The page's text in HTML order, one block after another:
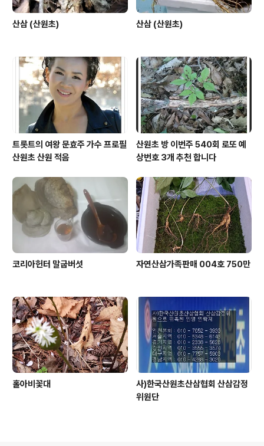
산삼 (산원초) 산삼 (산원초)
트롯트의 여왕 문효주 가수 프로필
산원초 산원 적음
산원초 방 이번주 540회 로또 예
상번호 3개 추천 합니다
코리아헌터 말굽버섯 자연산삼가족판매 004호 750만
홀아비꽃대
사)한국산원초산삼협회 산삼감정
위원단